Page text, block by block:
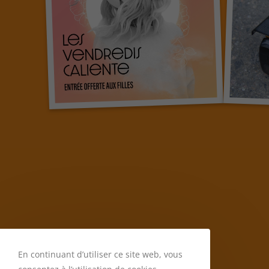
En continuant d’utiliser ce site web, vous